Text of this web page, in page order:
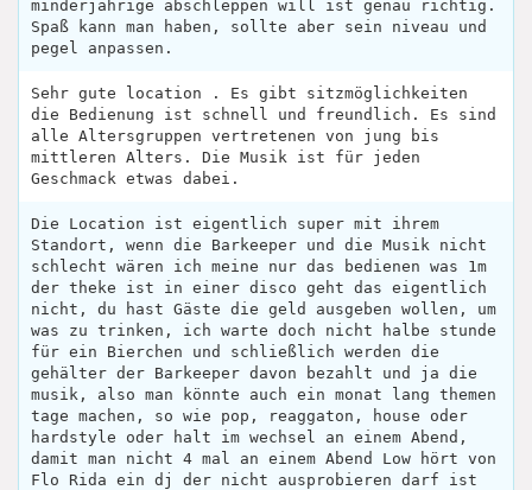
minderjährige abschleppen will ist genau richtig.
Spaß kann man haben, sollte aber sein niveau und
pegel anpassen.
Sehr gute location . Es gibt sitzmöglichkeiten
die Bedienung ist schnell und freundlich. Es sind
alle Altersgruppen vertretenen von jung bis
mittleren Alters. Die Musik ist für jeden
Geschmack etwas dabei.
Die Location ist eigentlich super mit ihrem
Standort, wenn die Barkeeper und die Musik nicht
schlecht wären ich meine nur das bedienen was 1m
der theke ist in einer disco geht das eigentlich
nicht, du hast Gäste die geld ausgeben wollen, um
was zu trinken, ich warte doch nicht halbe stunde
für ein Bierchen und schließlich werden die
gehälter der Barkeeper davon bezahlt und ja die
musik, also man könnte auch ein monat lang themen
tage machen, so wie pop, reaggaton, house oder
hardstyle oder halt im wechsel an einem Abend,
damit man nicht 4 mal an einem Abend Low hört von
Flo Rida ein dj der nicht ausprobieren darf ist